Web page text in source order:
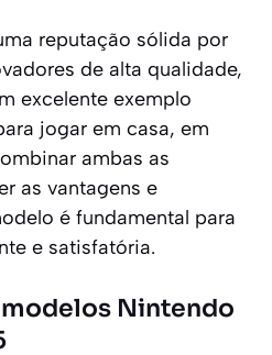
reputação sólida por
de alta qualidade,
excelente exemplo
jogar em casa, em
ambas as
as vantagens e
é fundamental para
e satisfatória.
Nintendo